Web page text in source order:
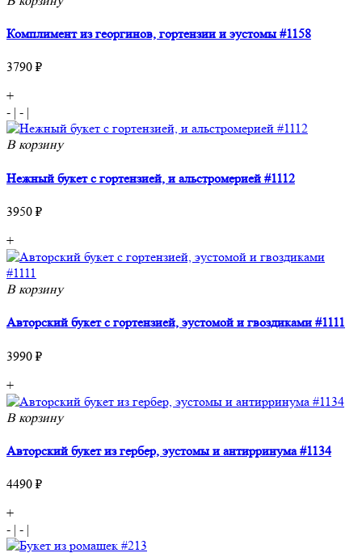
Комплимент из георгинов, гортензии и эустомы #1158
3790 ₽
+
- | - |
В корзину
Нежный букет с гортензией, и альстромерией #1112
3950 ₽
+
В корзину
Авторский букет с гортензией, эустомой и гвоздиками #1111
3990 ₽
+
В корзину
Авторский букет из гербер, эустомы и антирринума #1134
4490 ₽
+
- | - |